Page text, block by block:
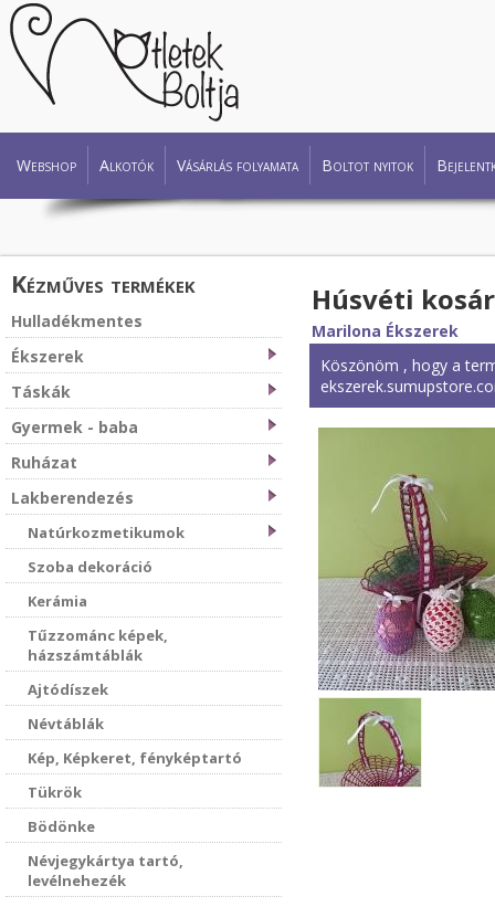
Webshop Alkotók Vásárlás folyamata Boltot nyitok
Kézműves termékek
Hulladékmentes
Ékszerek
Táskák
Gyermek - baba
Ruházat
Lakberendezés
Natúrkozmetikumok
Szoba dekoráció
Kerámia
Tűzzománc képek,
házszámtáblák
Ajtódíszek
Névtáblák
Kép, Képkeret, fényképtartó
Tükrök
Bödönke
Névjegykártya tartó,
levélnehezék
Húsvéti kosár
Marilona Ékszerek
Köszönöm , hogy a